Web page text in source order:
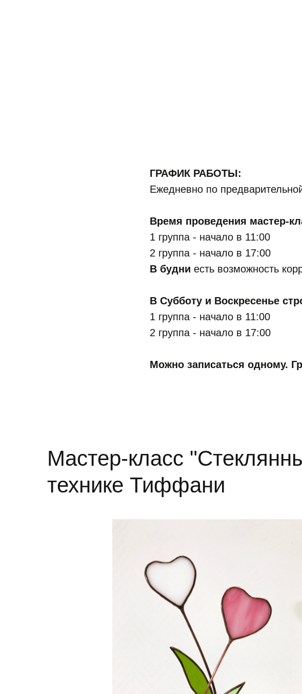
ГРАФИК РАБОТЫ:
Ежедневно по
Время проведения мастер-
1 группа - начало в 11:00
2 группа - начало в 17:00
В будни есть возможность
В Субботу и Воскресенье
1 группа - начало в 11:00
2 группа - начало в 17:00
Можно записаться одному.
Мастер-класс
технике Тиффани